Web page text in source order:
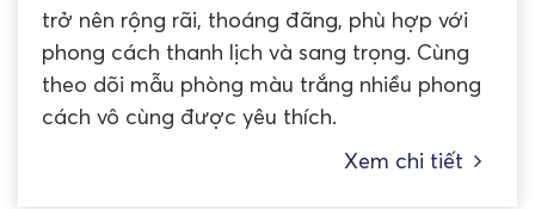
trở nên rộng rãi, thoáng đãng, phù hợp với
phong cách thanh lịch và sang trọng. Cùng
theo dõi mẫu phòng màu trắng nhiều phong
cách vô cùng được yêu thích.
Xem chi tiết